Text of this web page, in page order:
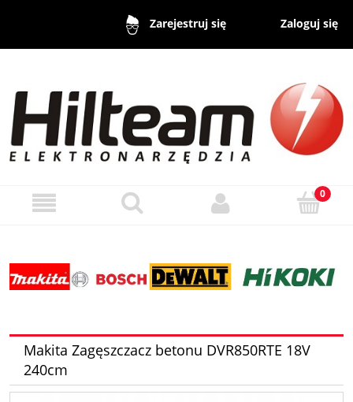
Zarejestruj się Zaloguj się
Makita Zagęszczacz betonu DVR850RTE 18V
240cm